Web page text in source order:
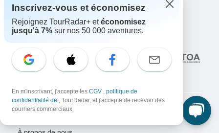
10,000+avis sur
En lien avec
Inscrivez-vous et économisez
Rejoignez TourRadar+ etéconomisez
jusqu'à 7% sur nos 50 000 aventures.
En m'inscrivant, j'accepte les CGV , politique de
confidentialité de , TourRadar, et j'accepte de recevoir des
courriers commerciaux.